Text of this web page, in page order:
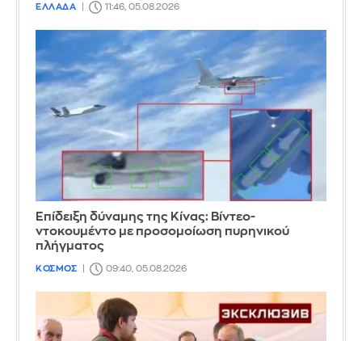
ΕΛΛΑΔΑ 11:46, 05.08.2026
Επίδειξη δύναμης της Κίνας: Βίντεο-
ντοκουμέντο με προσομοίωση πυρηνικού
πλήγματος
ΚΟΣΜΟΣ 09:40, 05.08.2026